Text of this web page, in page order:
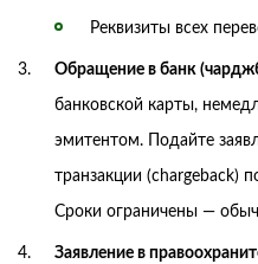
Реквизиты всех
Обращение в банк
банковской карты,
эмитентом. Подайте
транзакции (chargeback)
Сроки ограничены —
Заявление в